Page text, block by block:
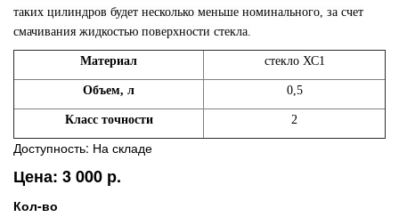
таких цилиндров будет несколько меньше номинального, за счет
смачивания жидкостью поверхности стекла.
Материал стекло ХС1
Объем, л 0,5
Класс точности 2
Доступность: На складе
Цена: 3 000 р.
Кол-во